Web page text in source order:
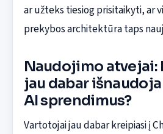
ar užteks tiesiog prisitaikyti, ar
prekybos architektūra taps
Naudojimo atvejai:
jau dabar
AI sprendimus?
Vartotojai jau dabar kreipiasi į